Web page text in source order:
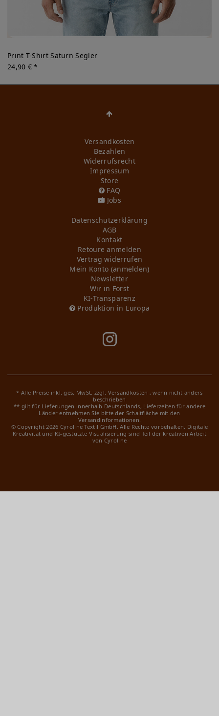
Print T-Shirt Saturn Segler
24,90 € *
Versandkosten
Bezahlen
Widerrufs­recht
Impressum
Store
FAQ
Jobs
Daten­schutz­erklärung
AGB
Kontakt
Retoure anmelden
Vertrag widerrufen
Mein Konto (anmelden)
Newsletter
Wir in Forst
KI-Transparenz
Produktion in Europa
* Alle Preise inkl. ges. MwSt. zzgl. Versandkosten , wenn nicht anders
beschrieben
** gilt für Lieferungen innerhalb Deutschlands, Lieferzeiten für andere
Länder entnehmen Sie bitte der Schaltfläche mit den
Versandinformationen.
© Copyright 2026 Cyroline Textil GmbH. Alle Rechte vorbehalten. Digitale
Kreativität und KI-gestützte Visualisierung sind Teil der kreativen Arbeit
von Cyroline